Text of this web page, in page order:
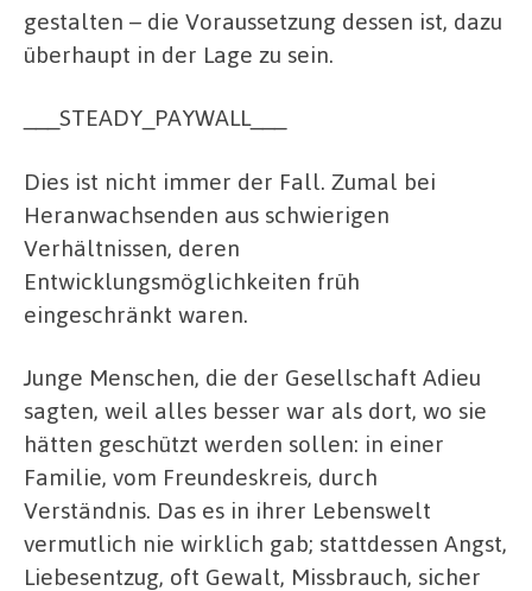
gestalten – die Voraussetzung dessen ist, dazu
überhaupt in der Lage zu sein.
___STEADY_PAYWALL___
Dies ist nicht immer der Fall. Zumal bei
Heranwachsenden aus schwierigen
Verhältnissen, deren
Entwicklungsmöglichkeiten früh
eingeschränkt waren.
Junge Menschen, die der Gesellschaft Adieu
sagten, weil alles besser war als dort, wo sie
hätten geschützt werden sollen: in einer
Familie, vom Freundeskreis, durch
Verständnis. Das es in ihrer Lebenswelt
vermutlich nie wirklich gab; stattdessen Angst,
Liebesentzug, oft Gewalt, Missbrauch, sicher